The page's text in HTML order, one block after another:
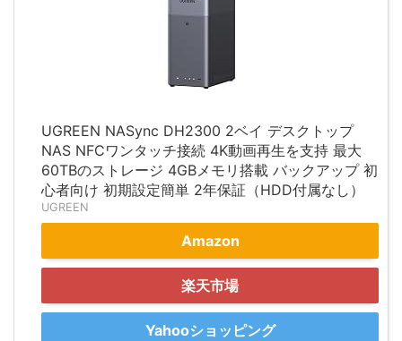
UGREEN NASync DH2300 2ベイ デスクトップ
NAS NFCワンタッチ接続​​ 4K動画再生を支持 最大
60TBのストレージ 4GBメモリ搭載 バックアップ 初
心者向け 初期設定簡単 ​​2年保証（HDD付属なし）
UGREEN
Amazon
楽天市場
Yahooショッピング